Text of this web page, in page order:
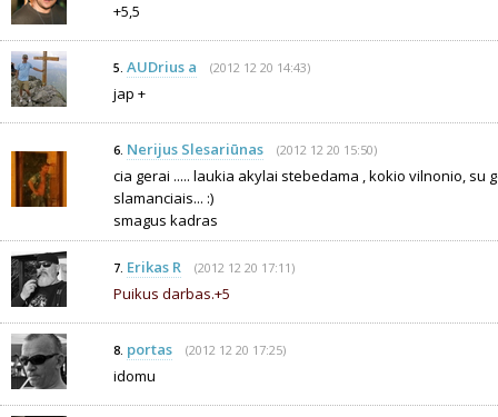
+5,5
5. AUDrius a (2012 12 20 14:43)
jap +
6. Nerijus Slesariūnas (2012 12 20 15:50)
cia gerai ..... laukia akylai stebedama , kokio vilnonio, su
slamanciais... :)
smagus kadras
7. Erikas R (2012 12 20 17:11)
Puikus darbas.+5
8. portas (2012 12 20 17:25)
idomu